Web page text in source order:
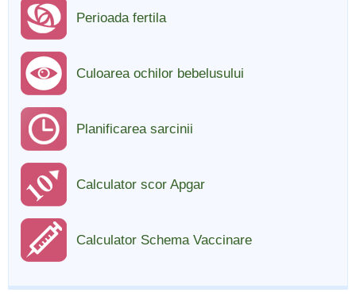
Perioada fertila
Culoarea ochilor bebelusului
Planificarea sarcinii
Calculator scor Apgar
Calculator Schema Vaccinare